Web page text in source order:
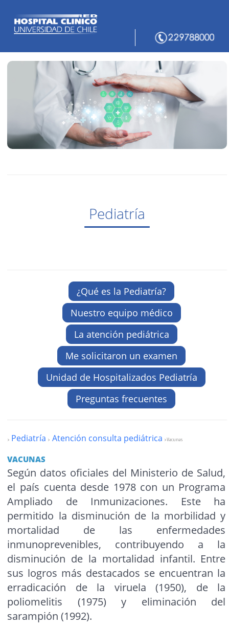
Pediatría
¿Qué es la Pediatría?
Nuestro equipo médico
La atención pediátrica
Me solicitaron un examen
Unidad de Hospitalizados Pediatría
Preguntas frecuentes
> Pediatría > Atención consulta pediátrica >Vacunas
VACUNAS
Según datos oficiales del Ministerio de Salud,
el país cuenta desde 1978 con un Programa
Ampliado de Inmunizaciones. Este ha
permitido la disminución de la morbilidad y
mortalidad de las enfermedades
inmunoprevenibles, contribuyendo a la
disminución de la mortalidad infantil. Entre
sus logros más destacados se encuentran la
erradicación de la viruela (1950), de la
poliomelitis (1975) y eliminación del
sarampión (1992).